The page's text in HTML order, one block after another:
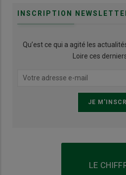
INSCRIPTION
Qu’est ce qui a agité les
Loire ces
LE